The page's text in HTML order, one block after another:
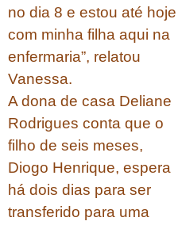
no dia 8 e estou até hoje
com minha filha aqui na
enfermaria”, relatou
Vanessa.
A dona de casa Deliane
Rodrigues conta que o
filho de seis meses,
Diogo Henrique, espera
há dois dias para ser
transferido para uma